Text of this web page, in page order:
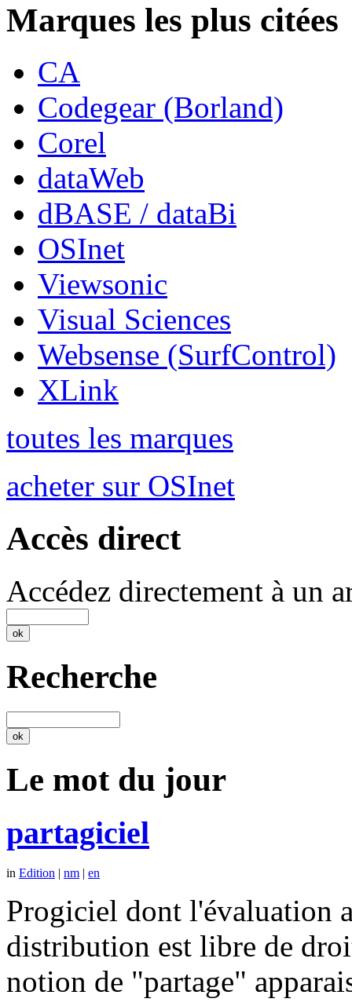
Marques les plus citées
CA
Codegear (Borland)
Corel
dataWeb
dBASE / dataBi
OSInet
Viewsonic
Visual Sciences
Websense (SurfControl)
XLink
toutes les marques
acheter sur OSInet
Accès direct
Accédez directement à un
Recherche
Le mot du jour
partagiciel
in Edition | nm | en
Progiciel dont l'évaluation
distribution est libre de
notion de "partage"